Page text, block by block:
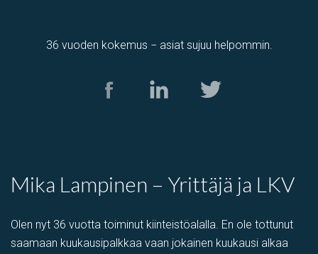
36 vuoden kokemus − asiat sujuu helpommin.
Mika Lampinen – Yrittäjä ja LKV
Olen nyt 36 vuotta toiminut kiinteistöalalla. En ole tottunut
saamaan kuukausipalkkaa vaan jokainen kuukausi alkaa